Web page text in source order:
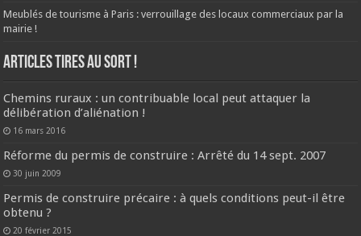
Meublés de tourisme à Paris : verrouillage des locaux commerciaux par la
mairie !
ARTICLES TIRES AU SORT !
Chemins ruraux : un contribuable local peut attaquer la
délibération d’aliénation !
16 mars 2016
Réforme du permis de construire : Arrêté du 14 sept. 2007
30 juin 2009
Permis de construire précaire : à quels conditions peut-il être
obtenu ?
20 février 2015